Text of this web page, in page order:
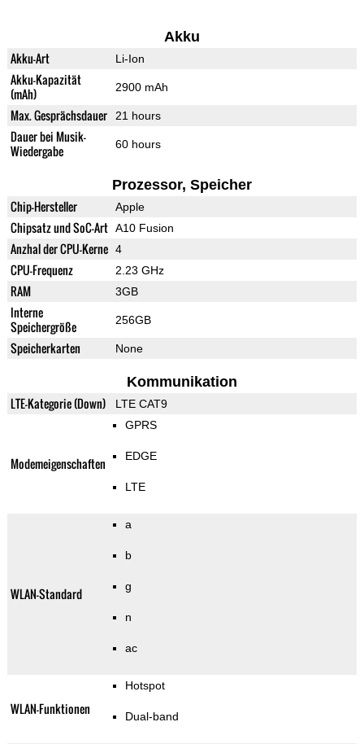
Akku
Akku-Art Li-Ion
Akku-Kapazität
(mAh)
2900 mAh
Max. Gesprächsdauer 21 hours
Dauer bei Musik-
Wiedergabe
60 hours
Prozessor, Speicher
Chip-Hersteller Apple
Chipsatz und SoC-Art A10 Fusion
Anzhal der CPU-Kerne 4
CPU-Frequenz 2.23 GHz
RAM 3GB
Interne
Speichergröße
256GB
Speicherkarten None
Kommunikation
LTE-Kategorie (Down) LTE CAT9
Modemeigenschaften
GPRS
EDGE
LTE
WLAN-Standard
a
b
g
n
ac
WLAN-Funktionen
Hotspot
Dual-band